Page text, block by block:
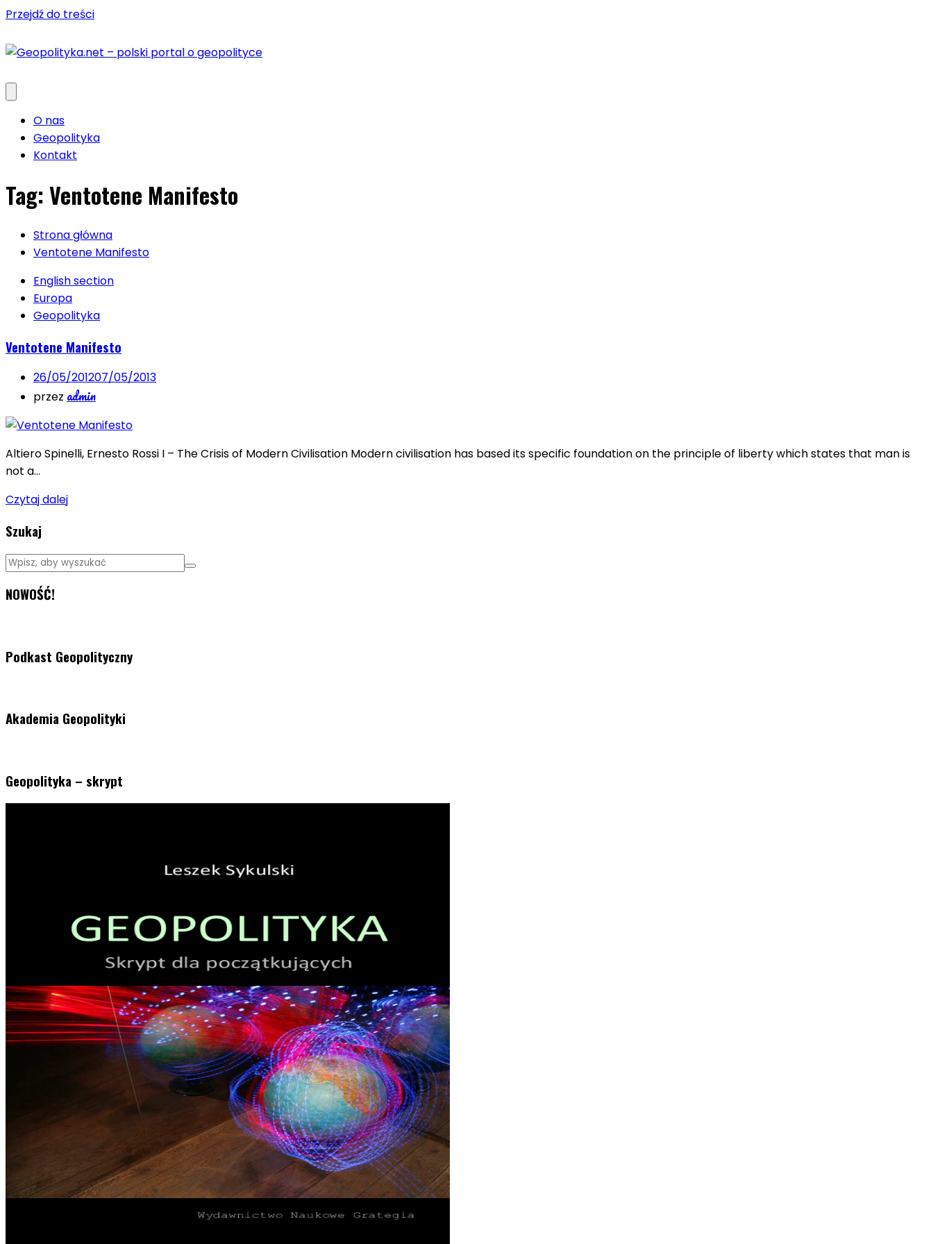
Przejdź do treści
O nas
Geopolityka
Kontakt
Tag:Ventotene Manifesto
Strona główna
Ventotene Manifesto
English section
Europa
Geopolityka
Ventotene Manifesto
26/05/201207/05/2013
przez admin
Altiero Spinelli, Ernesto Rossi I – The Crisis of Modern Civilisation Modern civilisation has based its specific foundation on the principle of liberty which states that man is
not a…
Czytaj dalej
Szukaj
NOWOŚĆ!
Podkast Geopolityczny
Akademia Geopolityki
Geopolityka – skrypt